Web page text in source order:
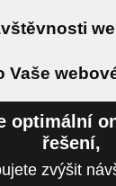
Vaše
optimální
řešení,
zvýšit